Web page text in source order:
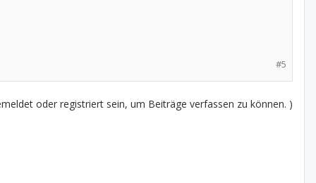
#5
oder registriert sein, um Beiträge verfassen zu können. )